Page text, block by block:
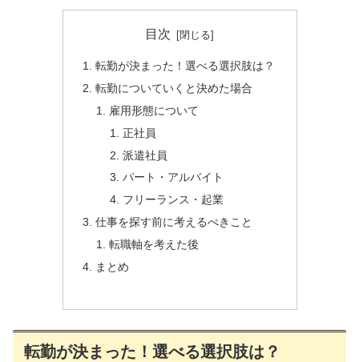
目次
転勤が決まった！選べる選択肢は？
転勤についていくと決めた場合
雇用形態について
正社員
派遣社員
パート・アルバイト
フリーランス・起業
仕事を探す前に考えるべきこと
転職軸を考えた後
まとめ
転勤が決まった！選べる選択肢は？